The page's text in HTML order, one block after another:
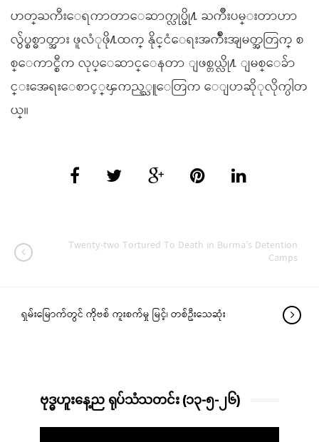
ဟတ္ႀကီးေရကာတာေဆာက္လုပ္ဖို႔ ႀကိဳးပမ္းတာဟာ
လွ်ပ္စစ္ဓာတ္အား ဖူလံုဖို႔ထက္ နိုင္ငံေရးအက်ဳိးအျမတ္အတြက္ စ
စ္ေကာင္စီက လုပ္ေဆာင္ေနတာ ျဖစ္တယ္လို႔ ျမစ္ေခ်ာ
င္းအေရးေစာင့္ၾကည့္သူေတြက ေျပာဆိုုလိုက္ပါတ
ယ္။
Twenty-two Tortured To Death in Burma’s Detention
Camps
ရှမ်းမြောက်တွင် ကိုဗစ် ကူးစက်မှု မြင့်၊ တစ်ဦးသေဆုံး
ဗုဒ္ဓဟူးနေ့ည ရုပ်သံသတင်း (၁၃-၅-၂၆)